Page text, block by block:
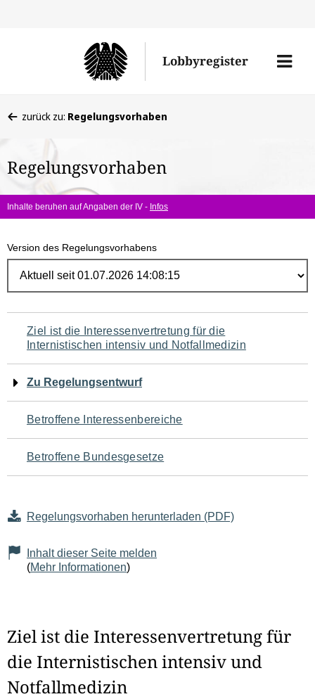
Lobbyregister
Menü
befinden
hier:
zurück zu: Regelungsvorhaben
Regelungsvorhaben
Inhalte beruhen auf Angaben der IV - Infos
Version des Regelungsvorhabens
Navigation
für
den
Seiteninhalt
Ziel ist die Interessenvertretung für die
Internistischen intensiv und Notfallmedizin
Zu Regelungsentwurf
Betroffene Interessenbereiche
Betroffene Bundesgesetze
Regelungsvorhaben herunterladen (PDF)
Inhalt dieser Seite melden
(Mehr Informationen)
Ziel ist die Interessenvertretung für
die Internistischen intensiv und
Notfallmedizin